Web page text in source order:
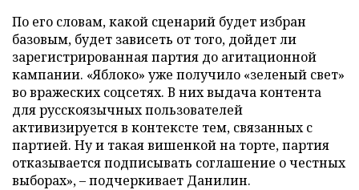
По его словам, какой сценарий будет избран
базовым, будет зависеть от того, дойдет ли
зарегистрированная партия до агитационной
кампании. «Яблоко» уже получило «зеленый свет»
во вражеских соцсетях. В них выдача контента
для русскоязычных пользователей
активизируется в контексте тем, связанных с
партией. Ну и такая вишенкой на торте, партия
отказывается подписывать соглашение о честных
выборах», – подчеркивает Данилин.